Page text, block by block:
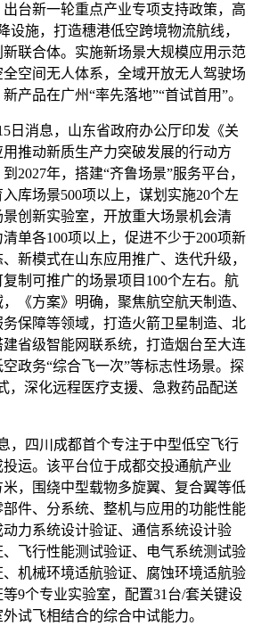
台新一轮重点产业专项支持政策，高
设施，打造穗港低空跨境物流航线，
联合体。实施新场景大规模应用示范
空间无人体系，全域开放无人驾驶场
产品在广州“率先落地”“首试首用”。
日消息，山东省政府办公厅印发《关
推动新质生产力突破发展的行动方
2027年，搭建“齐鲁场景”服务平台，
库场景500项以上，谋划实施20个左
创新实验室，开放重大场景机会清
单各100项以上，促进不少于200项新
新模式在山东应用推广、迭代升级，
制可推广的场景项目100个左右。航
《方案》明确，聚焦航空航天制造、
保障等领域，打造火箭卫星制造、北
省级智能网联系统，打造烟台至大连
政务“综合飞一次”等标志性场景。探
，深化远程医疗支援、急救药品配送
，四川成都首个专注于中型低空飞行
运。该平台位于成都交投通航产业
米，围绕中型载物多旋翼、复合翼等低
件、分系统、整机与应用的功能性能
力系统设计验证、通信系统设计验
飞行性能测试验证、电气系统测试验
机械环境适航验证、腐蚀环境适航验
9个专业实验室，配置31台/套关键设
试飞相结合的综合中试能力。